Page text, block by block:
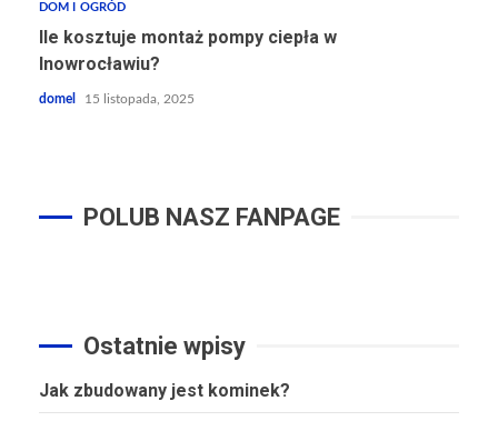
DOM I OGRÓD
Ile kosztuje montaż pompy ciepła w
Inowrocławiu?
domel 15 listopada, 2025
POLUB NASZ FANPAGE
Ostatnie wpisy
Jak zbudowany jest kominek?